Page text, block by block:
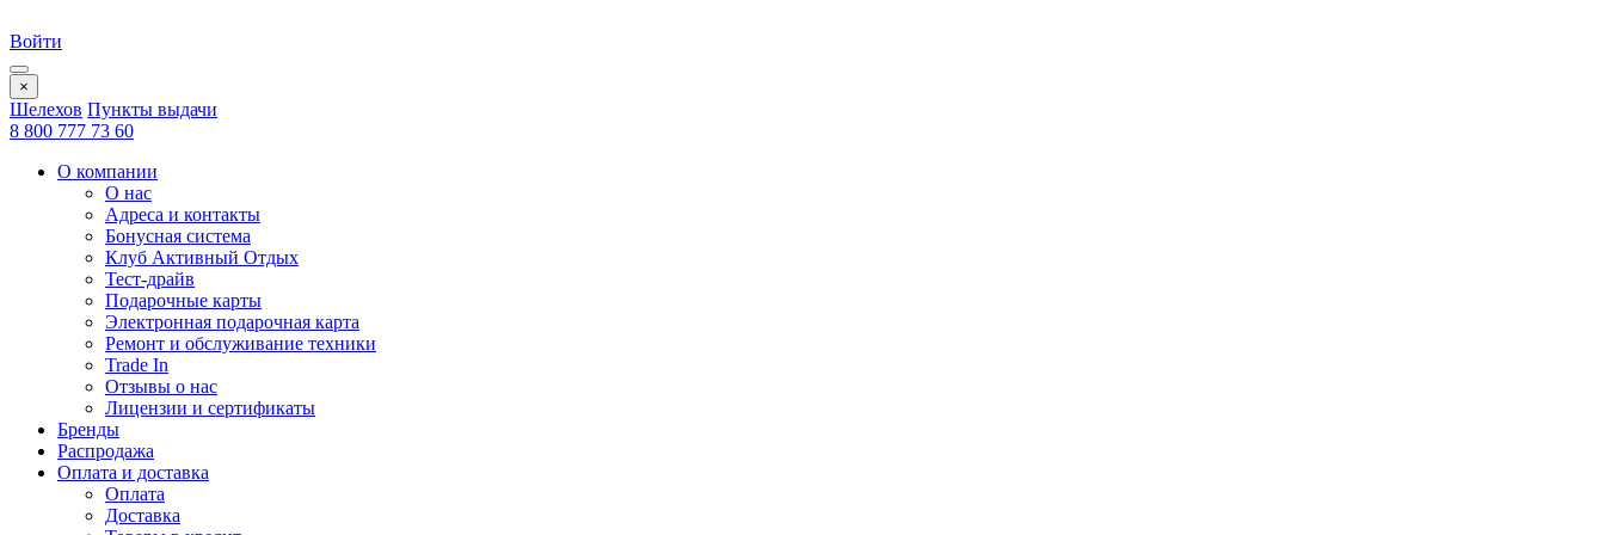
Войти
×
Шелехов Пункты выдачи
8 800 777 73 60
О компании
О нас
Адреса и контакты
Бонусная система
Клуб Активный Отдых
Тест-драйв
Подарочные карты
Электронная подарочная карта
Ремонт и обслуживание техники
Trade In
Отзывы о нас
Лицензии и сертификаты
Бренды
Распродажа
Оплата и доставка
Оплата
Доставка